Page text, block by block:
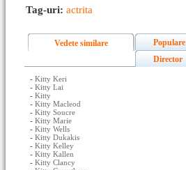
Tag-uri: actrita
Vedete similare Populare
Director
- Kitty Keri
- Kitty Lai
- Kitty
- Kitty Macleod
- Kitty Soucre
- Kitty Marie
- Kitty Wells
- Kitty Dukakis
- Kitty Kelley
- Kitty Kallen
- Kitty Clancy